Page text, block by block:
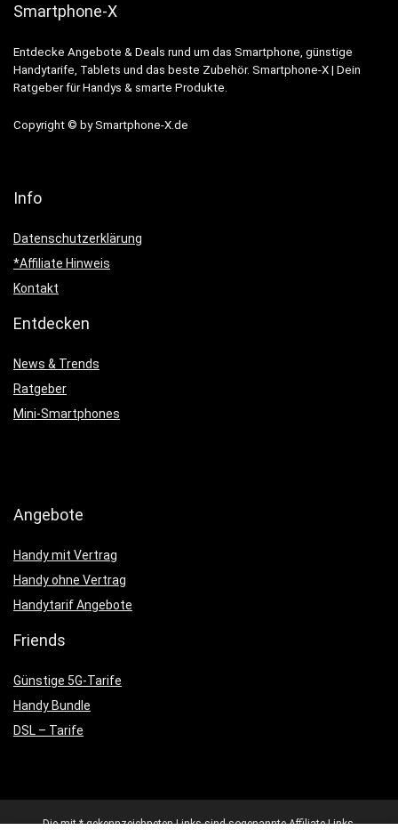
Smartphone-X
Entdecke Angebote & Deals rund um das Smartphone, günstige
Handytarife, Tablets und das beste Zubehör. Smartphone-X | Dein
Ratgeber für Handys & smarte Produkte.
Copyright © by Smartphone-X.de
Info
Datenschutzerklärung
*Affiliate Hinweis
Kontakt
Entdecken
News & Trends
Ratgeber
Mini-Smartphones
Angebote
Handy mit Vertrag
Handy ohne Vertrag
Handytarif Angebote
Friends
Günstige 5G-Tarife
Handy Bundle
DSL – Tarife
Die mit * gekennzeichneten Links sind sogenannte Affiliate-Links.